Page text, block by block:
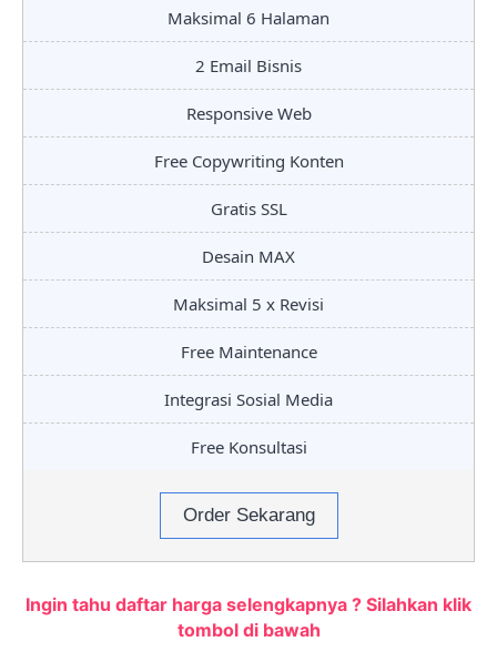
Maksimal 6 Halaman
2 Email Bisnis
Responsive Web
Free Copywriting Konten
Gratis SSL
Desain MAX
Maksimal 5 x Revisi
Free Maintenance
Integrasi Sosial Media
Free Konsultasi
Order Sekarang
Ingin tahu daftar harga selengkapnya ? Silahkan klik
tombol di bawah